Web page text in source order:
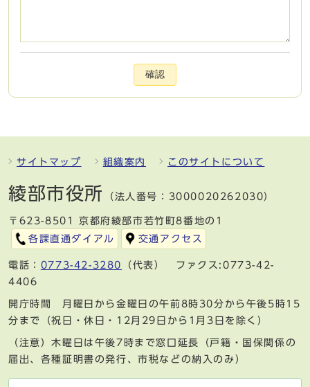
確認
サイトマップ 組織案内 このサイトについて
綾部市役所 （法人番号：3000020262030）
〒623-8501 京都府綾部市若竹町8番地の1
各課直通ダイアル
交通アクセス
電話： 0773-42-3280
（代表） ファクス:0773-42-
4406
開庁時間 月曜日から金曜日の午前8時30分から午後5時15
分まで（祝日・休日・12月29日から1月3日を除く）
（注意）木曜日は午後7時まで窓口延長（戸籍・国保関係の
届出、各種証明書の発行、市税などの納入のみ）